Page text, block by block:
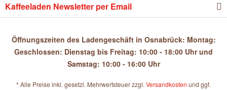
Kaffeeladen Newsletter per Email
Öffnungszeiten des Ladengeschäft in Osnabrück: Montag:
Geschlossen: Dienstag bis Freitag: 10:00 - 18:00 Uhr und
Samstag: 10:00 - 16:00 Uhr
* Alle Preise inkl. gesetzl. Mehrwertsteuer zzgl. Versandkosten und ggf.